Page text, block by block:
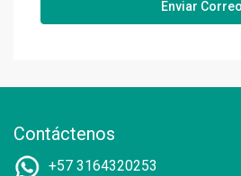
Contáctenos
+57 3164320253